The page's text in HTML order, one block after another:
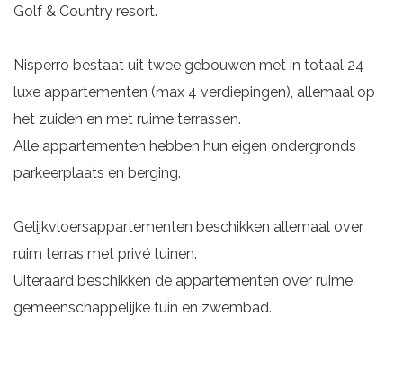
Golf & Country resort.
Nisperro bestaat uit twee gebouwen met in totaal 24
luxe appartementen (max 4 verdiepingen), allemaal op
het zuiden en met ruime terrassen.
Alle appartementen hebben hun eigen ondergronds
parkeerplaats en berging.
Gelijkvloersappartementen beschikken allemaal over
ruim terras met privé tuinen.
Uiteraard beschikken de appartementen over ruime
gemeenschappelijke tuin en zwembad.